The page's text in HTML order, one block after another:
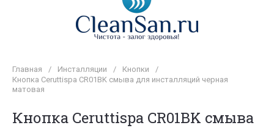
Главная / Инсталляции / Кнопки
/
Кнопка Ceruttispa CR01BK смыва для инсталляций черная
матовая
Кнопка Ceruttispa CR01BK смыва